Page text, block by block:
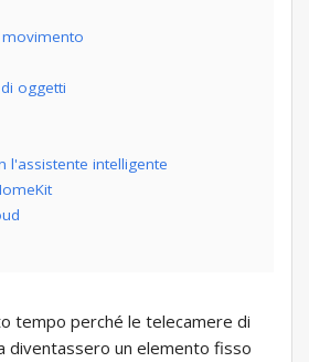
oggetti
l'assistente intelligente
tempo perché le telecamere di
diventassero un elemento fisso